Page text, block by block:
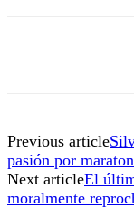
Previous article
pasión por
Next articleEl
moralmente